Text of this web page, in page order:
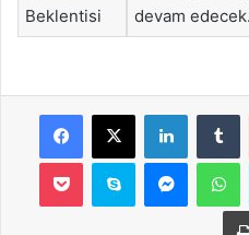
Beklentisi
devam edecek.
Facebook
X LinkedIn
Pocket Skype